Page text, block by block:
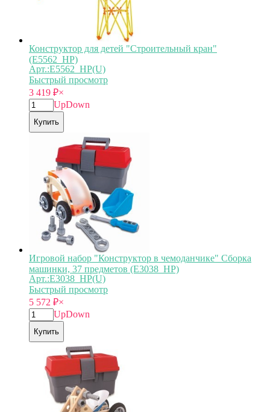
Конструктор для детей "Строительный кран"
(E5562_HP)
Арт.:E5562_HP(U)
Быстрый просмотр
3 419 ₽×
UpDown
Купить
Игровой набор "Конструктор в чемоданчике" Сборка
машинки, 37 предметов (E3038_HP)
Арт.:E3038_HP(U)
Быстрый просмотр
5 572 ₽×
UpDown
Купить